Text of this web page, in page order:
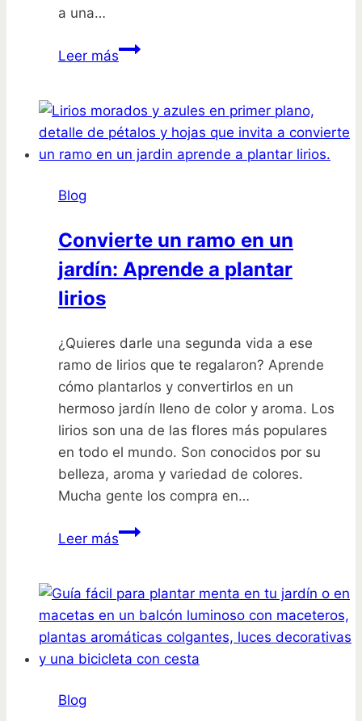
a una…
Leer másPlantas
el
jardín
de
qué
sembrar
Blog
Convierte un ramo en un
jardín: Aprende a plantar
lirios
¿Quieres darle una segunda vida a ese
ramo de lirios que te regalaron? Aprende
cómo plantarlos y convertirlos en un
hermoso jardín lleno de color y aroma. Los
lirios son una de las flores más populares
en todo el mundo. Son conocidos por su
belleza, aroma y variedad de colores.
Mucha gente los compra en…
Leer másConvierte
en
un
jardín:
Aprende
Blog